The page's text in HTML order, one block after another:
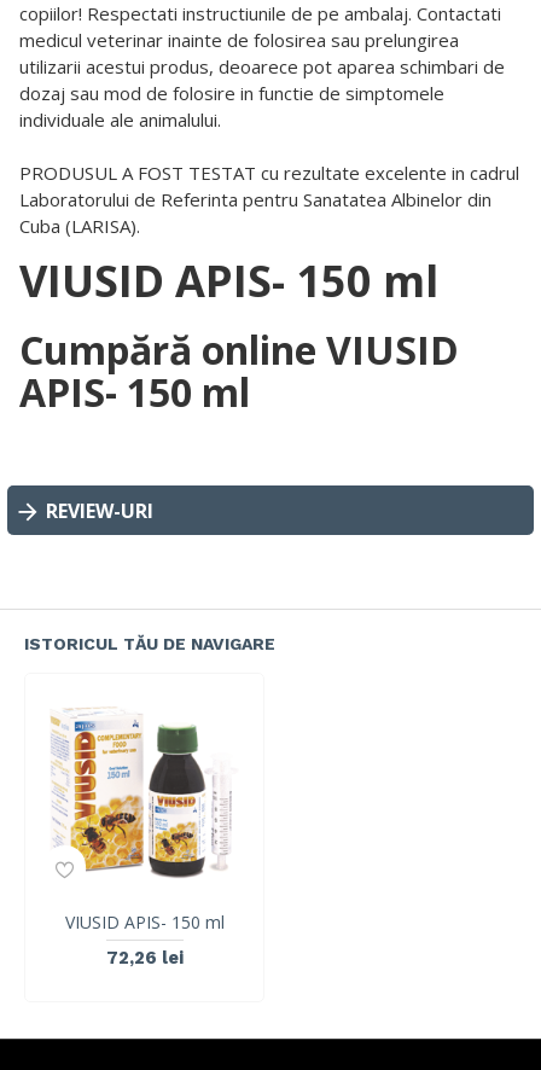
copiilor! Respectati instructiunile de pe ambalaj. Contactati
medicul veterinar inainte de folosirea sau prelungirea
utilizarii acestui produs, deoarece pot aparea schimbari de
dozaj sau mod de folosire in functie de simptomele
individuale ale animalului.
PRODUSUL A FOST TESTAT cu rezultate excelente in cadrul
Laboratorului de Referinta pentru Sanatatea Albinelor din
Cuba (LARISA).
VIUSID APIS- 150 ml
Cumpără online VIUSID
APIS- 150 ml
REVIEW-URI
ISTORICUL TĂU DE NAVIGARE
VIUSID APIS- 150 ml
72,26 lei